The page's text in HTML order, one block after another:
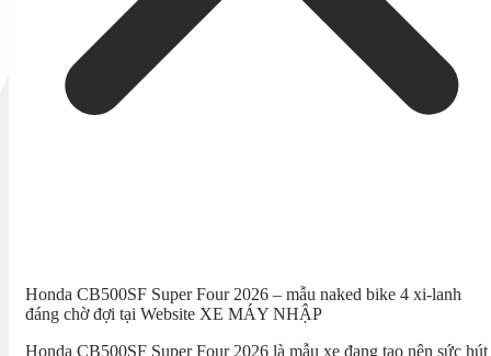
Honda CB500SF Super Four 2026 – mẫu naked bike 4 xi-lanh
đáng chờ đợi tại Website XE MÁY NHẬP
Honda CB500SF Super Four 2026 là mẫu xe đang tạo nên sức hút